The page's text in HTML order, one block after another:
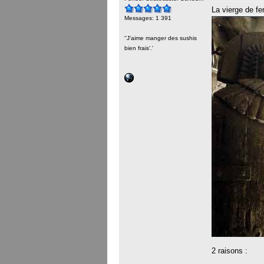
Messages: 1 391
''J'aime manger des sushis
bien frais'.'
La vierge de
2 raisons :